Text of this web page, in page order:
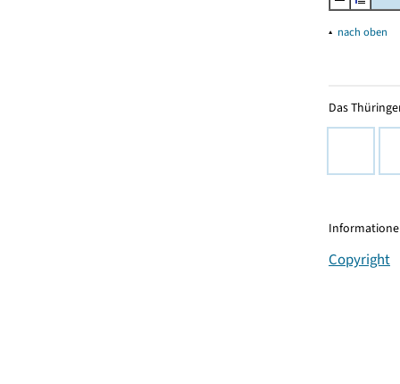
▴ nach oben
Das
Copyright